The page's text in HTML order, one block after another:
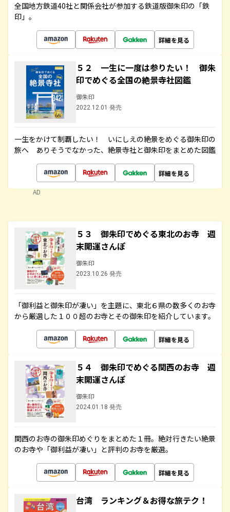
全国地方鉄道40社と関係会社が参加する鉄道版御朱印の「鉄
印」。
詳細を見る
５２ 一生に一度は参りたい！ 御朱
印でめぐる全国の絶景寺社図鑑
御朱印
2022.12.01 発売
一生をかけて制覇したい！ いにしえの絶景をめぐる御朱印の
旅へ ありそうでなかった、絶景寺社と御朱印をまとめた図鑑
詳細を見る
AD
５３ 御朱印でめぐる東北のお寺 週
末開運さんぽ
御朱印
2023.10.26 発売
「御利益と御朱印が凄い」を主題に、東北６県の数多くのお寺
から厳選した１００超のお寺とその御朱印を紹介しています。
詳細を見る
５４ 御朱印でめぐる関西のお寺 週
末開運さんぽ
御朱印
2024.01.18 発売
関西のお寺の御朱印めぐりをまとめた１冊。絶対行きたい絶景
のお寺や「御利益が凄い」と評判のお寺を厳選。
詳細を見る
台湾 ランキング＆お得な旅テク！